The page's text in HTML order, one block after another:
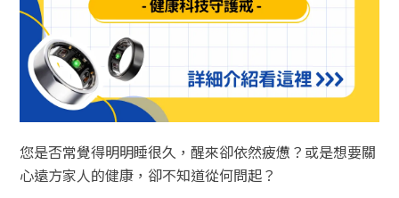
您是否常覺得明明睡很久，醒來卻依然疲憊？或是想要關
心遠方家人的健康，卻不知道從何問起？